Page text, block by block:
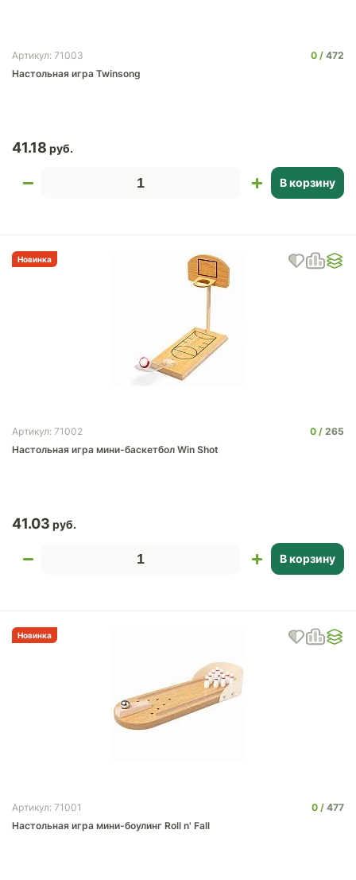
Артикул: 71003 0
472
Настольная игра Twinsong
41.18
В корзину
Новинка
Артикул: 71002 0
265
Настольная игра мини-баскетбол Win Shot
41.03
В корзину
Новинка
Артикул: 71001 0
477
Настольная игра мини-боулинг Roll n' Fall